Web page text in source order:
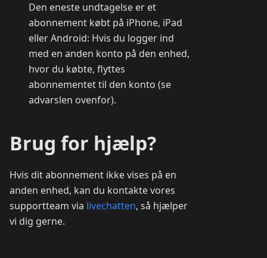
Den eneste undtagelse er et
abonnement købt på iPhone, iPad
eller Android: Hvis du logger ind
med en anden konto på den enhed,
hvor du købte, flyttes
abonnementet til den konto (se
advarslen ovenfor).
Brug for hjælp?
Hvis dit abonnement ikke vises på en
anden enhed, kan du kontakte vores
supportteam via livechatten, så hjælper
vi dig gerne.